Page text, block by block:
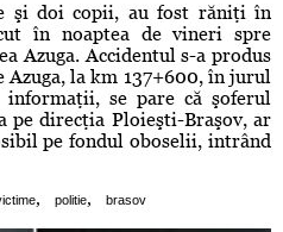
şi doi copii, au fost răniţi în
în noaptea de vineri spre
Azuga. Accidentul s-a produs
la km 137+600, în jurul
se pare că şoferul
pe direcţia Ploieşti-Braşov, ar
pe fondul oboselii, intrând
, politie, brasov